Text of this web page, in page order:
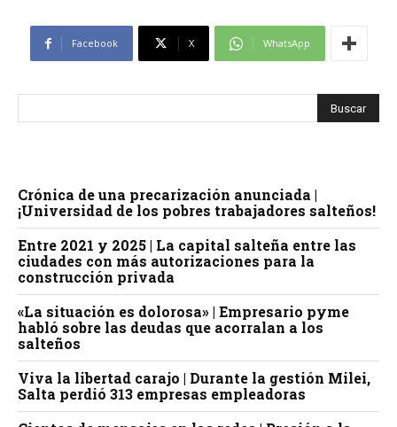
Facebook X WhatsApp
Crónica de una precarización anunciada |
¡Universidad de los pobres trabajadores salteños!
Entre 2021 y 2025 | La capital salteña entre las
ciudades con más autorizaciones para la
construcción privada
«La situación es dolorosa» | Empresario pyme
habló sobre las deudas que acorralan a los
salteños
Viva la libertad carajo | Durante la gestión Milei,
Salta perdió 313 empresas empleadoras